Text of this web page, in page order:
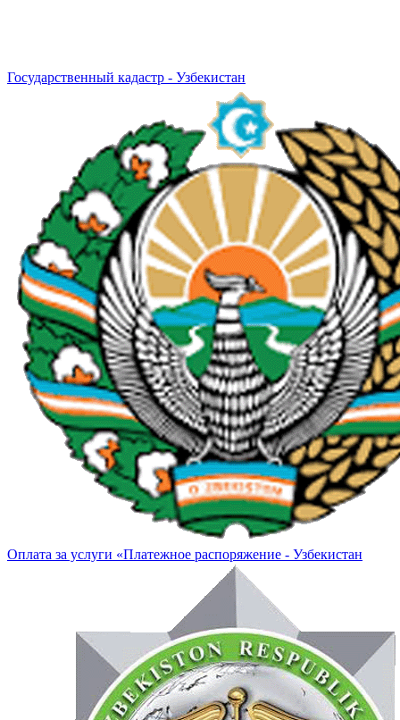
Государственный кадастр - Узбекистан
Оплата за услуги «Платежное распоряжение - Узбекистан